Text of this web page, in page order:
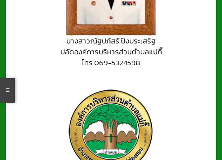
นางสาวณัฐปภัสร์ ปังประเสริฐ
ปลัดองค์การบริหารส่วนตำบลแม่กิ๊
โทร 069-5324598